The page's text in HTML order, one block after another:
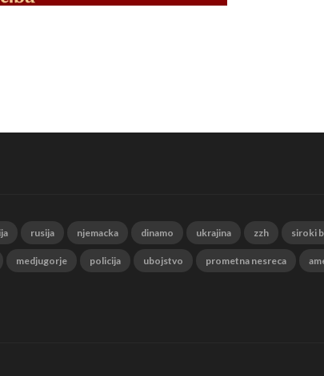
rusija njemacka dinamo ukrajina zzh siroki
medjugorje policija ubojstvo prometna nesreca